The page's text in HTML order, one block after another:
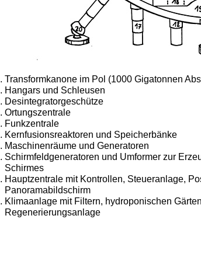
Transformkanone im Pol (1000 Gigatonnen
Hangars und Schleusen
Desintegratorgeschütze
Ortungszentrale
Funkzentrale
Kernfusionsreaktoren und Speicherbänke
Maschinenräume und Generatoren
Schirmfeldgeneratoren und Umformer zur
Schirmes
Hauptzentrale mit Kontrollen, Steueranlage,
Panoramabildschirm
Klimaanlage mit Filtern, hydroponischen
Regenerierungsanlage